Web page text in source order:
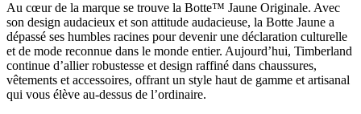
Au cœur de la marque se trouve la Botte™ Jaune Originale. Avec
son design audacieux et son attitude audacieuse, la Botte Jaune a
dépassé ses humbles racines pour devenir une déclaration culturelle
et de mode reconnue dans le monde entier. Aujourd’hui, Timberland
continue d’allier robustesse et design raffiné dans chaussures,
vêtements et accessoires, offrant un style haut de gamme et artisanal
qui vous élève au-dessus de l’ordinaire.